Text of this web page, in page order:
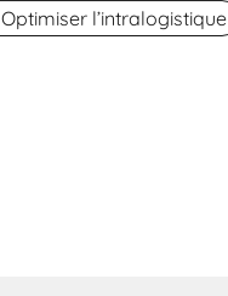
Optimiser l’intralogistique